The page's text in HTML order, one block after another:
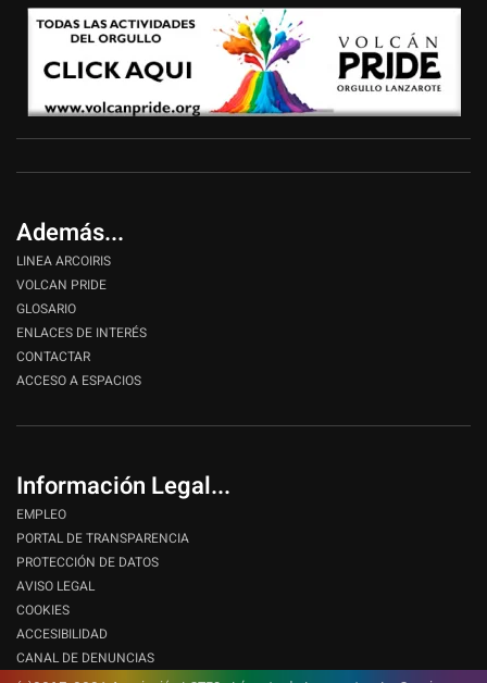
Además...
LINEA ARCOIRIS
VOLCAN PRIDE
GLOSARIO
ENLACES DE INTERÉS
CONTACTAR
ACCESO A ESPACIOS
Información Legal...
EMPLEO
PORTAL DE TRANSPARENCIA
PROTECCIÓN DE DATOS
AVISO LEGAL
COOKIES
ACCESIBILIDAD
CANAL DE DENUNCIAS